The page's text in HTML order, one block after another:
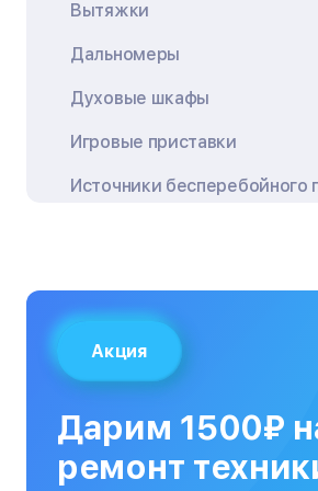
Вытяжки
Дальномеры
Духовые шкафы
Игровые приставки
Источники бесперебойного
Кофемашины
Кухонные плиты
МФУ
Акция
Дарим 1500₽
ремонт